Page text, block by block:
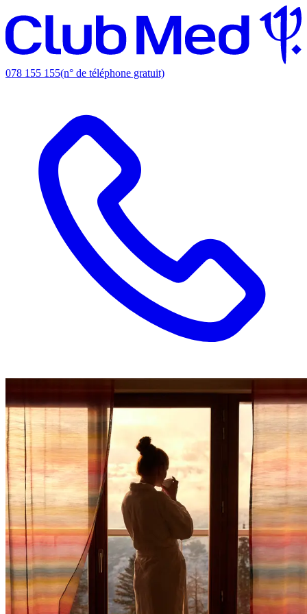
078 155 155(n° de téléphone gratuit)